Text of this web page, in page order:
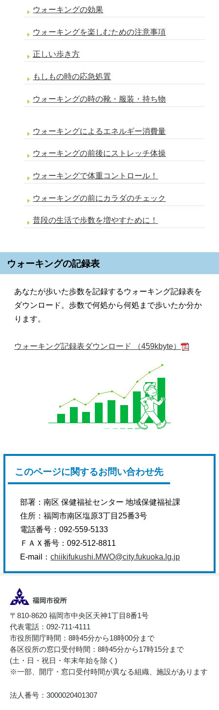
ウォーキングの効果
ウォーキングを楽しむための注意事項
正しい歩き方
もしもの時の応急処置
ウォーキングの時の靴・服装・持ち物
ウォーキングによるエネルギー消費量
ウォーキングの前後にストレッチ体操
ウォーキングで体重コントロール！
ウォーキングの前にカラダのチェック
普段の生活で歩数を増やすために！
ウォーキングの記録表
あなたが歩いた歩数を記録するウォーキング記録表を
ダウンロード。歩数で何処から何処まで歩いたか分か
ります。
ウォーキング記録表ダウンロード （459kbyte）
このページに関するお問い合わせ先
部署：南区 保健福祉センター 地域保健福祉課
住所：福岡市南区塩原3丁目25番3号
電話番号：092-559-5133
ＦＡＸ番号：092-512-8811
E-mail：chiikifukushi.MWO@city.fukuoka.lg.jp
〒810-8620 福岡市中央区天神1丁目8番1号
代表電話：092-711-4111
市役所開庁時間：8時45分から18時00分まで
各区役所の窓口受付時間：8時45分から17時15分まで
(土・日・祝日・年末年始を除く)
※一部、開庁・窓口受付時間が異なる組織、施設があります
法人番号：3000020401307